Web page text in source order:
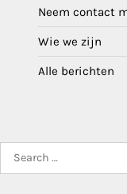
Neem contact
Wie we zijn
Alle berichten
Search
for: